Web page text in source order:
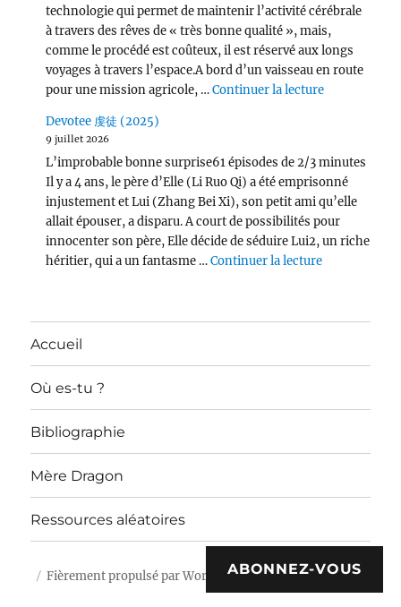
technologie qui permet de maintenir l’activité cérébrale
à travers des rêves de « très bonne qualité », mais,
comme le procédé est coûteux, il est réservé aux longs
voyages à travers l’espace.A bord d’un vaisseau en route
pour une mission agricole, …Continuer la lecturede « Per
Devotee 虔徒 (2025)
9 juillet 2026
L’improbable bonne surprise61 épisodes de 2/3 minutes
Il y a 4 ans, le père d’Elle (Li Ruo Qi) a été emprisonné
injustement et Lui (Zhang Bei Xi), son petit ami qu’elle
allait épouser, a disparu. A court de possibilités pour
innocenter son père, Elle décide de séduire Lui2, un riche
héritier, qui a un fantasme …Continuer la lecturede « Devotee
Accueil
Où es-tu ?
Bibliographie
Mère Dragon
Ressources aléatoires
Fièrement propulsé par WordPressABONNEZ-VOUS